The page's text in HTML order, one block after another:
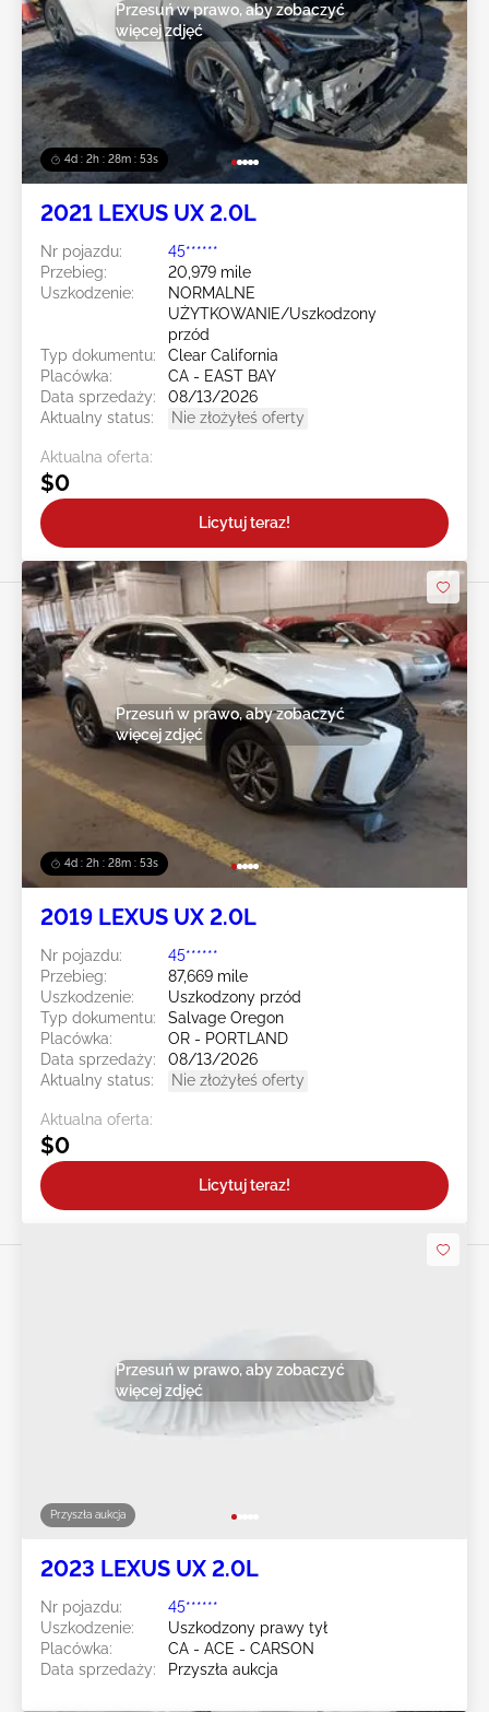
4d : 2h : 28m : 50s
Przesuń w prawo, aby zobaczyć
więcej zdjęć
2021 LEXUS UX 2.0L
Nr pojazdu:
45******
Przebieg:
20,979 mile
Uszkodzenie:
NORMALNE
UŻYTKOWANIE/Uszkodzony
przód
Typ dokumentu:
Clear California
Placówka:
CA - EAST BAY
Data sprzedaży:
08/13/2026
Aktualny status:
Nie złożyłeś oferty
Aktualna oferta:
$0
Licytuj teraz!
4d : 2h : 28m : 50s
Przesuń w prawo, aby zobaczyć
więcej zdjęć
2019 LEXUS UX 2.0L
Nr pojazdu:
45******
Przebieg:
87,669 mile
Uszkodzenie:
Uszkodzony przód
Typ dokumentu:
Salvage Oregon
Placówka:
OR - PORTLAND
Data sprzedaży:
08/13/2026
Aktualny status:
Nie złożyłeś oferty
Aktualna oferta:
$0
Licytuj teraz!
Przyszła aukcja
Przesuń w prawo, aby zobaczyć
więcej zdjęć
2023 LEXUS UX 2.0L
Nr pojazdu:
45******
Uszkodzenie:
Uszkodzony prawy tył
Placówka:
CA - ACE - CARSON
Data sprzedaży:
Przyszła aukcja